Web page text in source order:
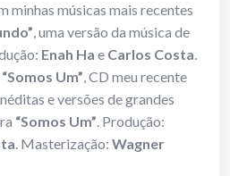
minhas músicas mais recentes
, uma versão da música de
Enah Ha e Carlos Costa.
“Somos Um”, CD meu recente
e versões de grandes
“Somos Um”. Produção:
. Masterização: Wagner